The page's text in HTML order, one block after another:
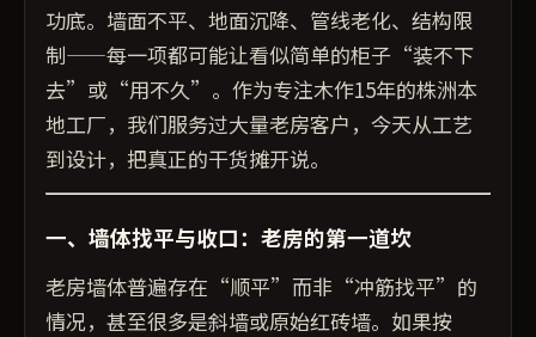
功底。墙面不平、地面沉降、管线老化、结构限
制——每一项都可能让看似简单的柜子“装不下
去”或“用不久”。作为专注木作15年的株洲本
地工厂，我们服务过大量老房客户，今天从工艺
到设计，把真正的干货摊开说。
一、墙体找平与收口：老房的第一道坎
老房墙体普遍存在“顺平”而非“冲筋找平”的
情况，甚至很多是斜墙或原始红砖墙。如果按